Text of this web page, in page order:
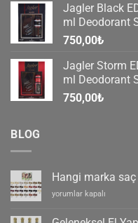
Jagler Black
ml Deodorant
750,00₺
Jagler Storm
ml Deodorant
750,00₺
BLOG
Hangi marka
Hangi
saç
yorumlar kapalı